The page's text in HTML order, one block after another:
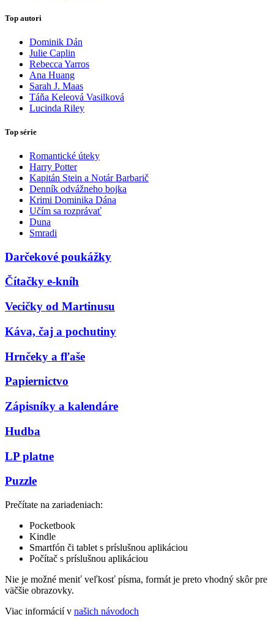
Top autori
Dominik Dán
Julie Caplin
Rebecca Yarros
Ana Huang
Sarah J. Maas
Táňa Keleová Vasilková
Lucinda Riley
Top série
Romantické úteky
Harry Potter
Kapitán Stein a Notár Barbarič
Denník odvážneho bojka
Krimi Dominika Dána
Učím sa rozprávať
Duna
Smradi
Darčekové poukážky
Čítačky e-kníh
Vecičky od Martinusu
Káva, čaj a pochutiny
Hrnčeky a fľaše
Papiernictvo
Zápisníky a kalendáre
Hudba
LP platne
Puzzle
Prečítate na zariadeniach:
Pocketbook
Kindle
Smartfón či tablet s príslušnou aplikáciou
Počítač s príslušnou aplikáciou
Nie je možné meniť veľkosť písma, formát je preto vhodný skôr pre
väčšie obrazovky.
Viac informácií v našich návodoch